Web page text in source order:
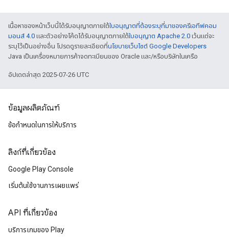
เนื้อหาของหน้าเว็บนี้ได้รับอนุญาตภายใต้ใบอนุญาตที่ต้องระบุที่มาของครีเอทีฟคอม
มอนส์ 4.0 และตัวอย่างโค้ดได้รับอนุญาตภายใต้ใบอนุญาต Apache 2.0 เว้นแต่จะ
ระบุไว้เป็นอย่างอื่น โปรดดูรายละเอียดที่นโยบายเว็บไซต์ Google Developers
Java เป็นเครื่องหมายการค้าจดทะเบียนของ Oracle และ/หรือบริษัทในเครือ
อัปเดตล่าสุด 2025-07-26 UTC
ข้อมูลผลิตภัณฑ์
ข้อกำหนดในการให้บริการ
ลิงก์ที่เกี่ยวข้อง
Google Play Console
เริ่มต้นใช้งานการเผยแพร่
API ที่เกี่ยวข้อง
บริการเกมของ Play